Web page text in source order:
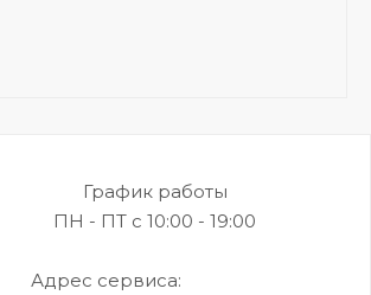
График работы
ПН - ПТ с 10:00 - 19:00
Адрес сервиса: